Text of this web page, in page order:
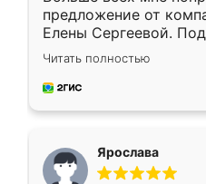
предложение от
Елены Сергеевой.
короткие сроки
для замера сотрудник
предложил по моему
Читать полностью
Ярослава